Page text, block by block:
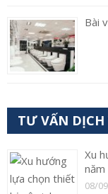
Bài
TƯ VẤN DỊCH
Xu
08/